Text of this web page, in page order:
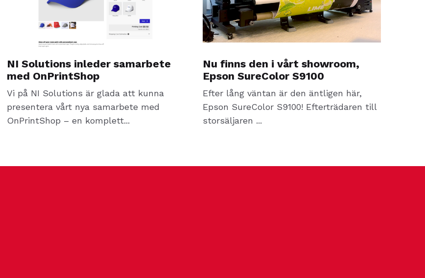
NI Solutions inleder samarbete
med OnPrintShop
Vi på NI Solutions är glada att kunna
presentera vårt nya samarbete med
OnPrintShop – en komplett...
Nu finns den i vårt showroom,
Epson SureColor S9100
Efter lång väntan är den äntligen här,
Epson SureColor S9100! Efterträdaren till
storsäljaren ...